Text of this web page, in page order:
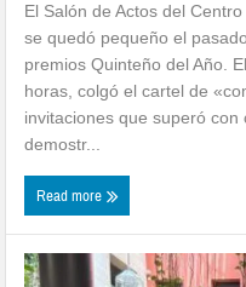
El Salón de Actos del
se quedó pequeño el
premios Quinteño del Año.
horas, colgó el cartel de
invitaciones que superó
demostr...
Read more